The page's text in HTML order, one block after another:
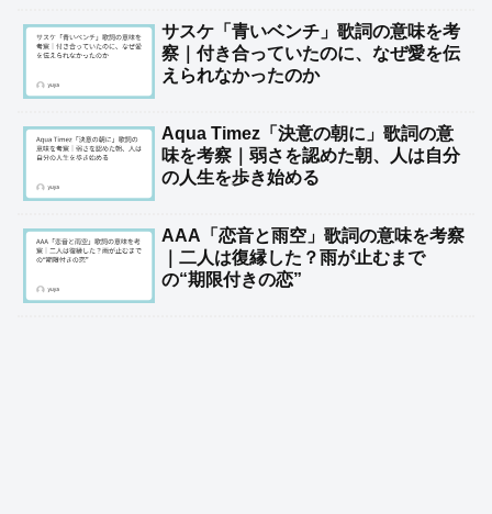
サスケ「青いベンチ」歌詞の意味を考
察｜付き合っていたのに、なぜ愛を伝
えられなかったのか
Aqua Timez「決意の朝に」歌詞の意
味を考察｜弱さを認めた朝、人は自分
の人生を歩き始める
AAA「恋音と雨空」歌詞の意味を考察
｜二人は復縁した？雨が止むまで
の“期限付きの恋”